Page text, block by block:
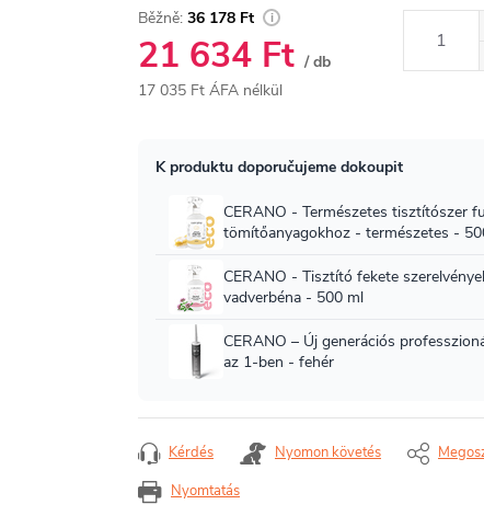
36 178 Ft
21 634 Ft / db
17 035 Ft ÁFA nélkül
Nyomtatás
Kérdés Nyomon követés